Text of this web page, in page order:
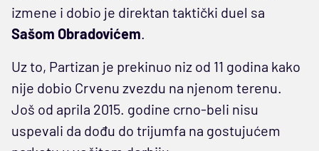
izmene i dobio je direktan taktički duel sa
Sašom Obradovićem.
Uz to, Partizan je prekinuo niz od 11 godina kako
nije dobio Crvenu zvezdu na njenom terenu.
Još od aprila 2015. godine crno-beli nisu
uspevali da dođu do trijumfa na gostujućem